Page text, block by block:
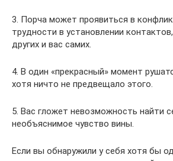
3. Порча может проявиться в
трудности в установлении
других и вас самих.
4. В один «прекрасный» момент
хотя ничто не предвещало этого.
5. Вас гложет невозможность найти
необъяснимое чувство вины.
Если вы обнаружили у себя хотя бы